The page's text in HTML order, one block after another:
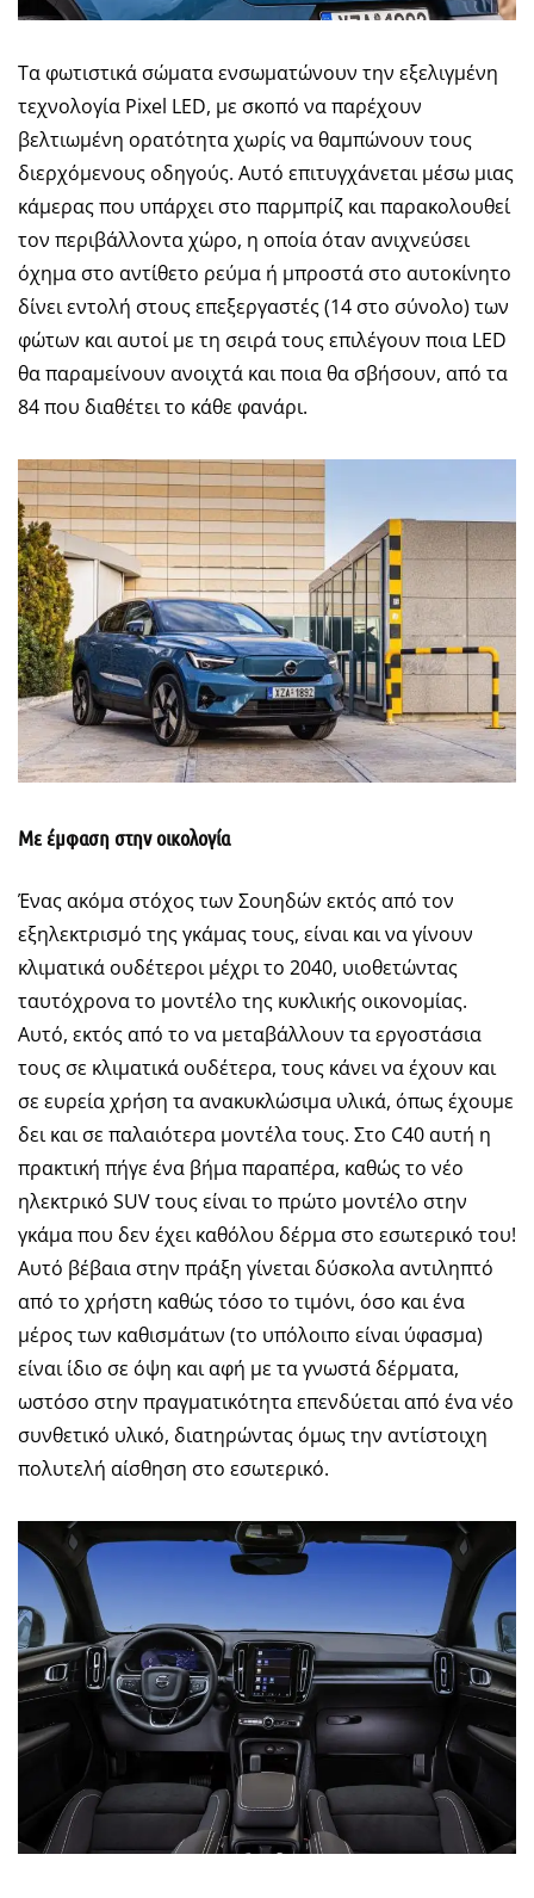
Τα φωτιστικά σώματα ενσωματώνουν την εξελιγμένη
τεχνολογία Pixel LED, με σκοπό να παρέχουν
βελτιωμένη ορατότητα χωρίς να θαμπώνουν τους
διερχόμενους οδηγούς. Αυτό επιτυγχάνεται μέσω μιας
κάμερας που υπάρχει στο παρμπρίζ και παρακολουθεί
τον περιβάλλοντα χώρο, η οποία όταν ανιχνεύσει
όχημα στο αντίθετο ρεύμα ή μπροστά στο αυτοκίνητο
δίνει εντολή στους επεξεργαστές (14 στο σύνολο) των
φώτων και αυτοί με τη σειρά τους επιλέγουν ποια LED
θα παραμείνουν ανοιχτά και ποια θα σβήσουν, από τα
84 που διαθέτει το κάθε φανάρι.
Με έμφαση στην οικολογία
Ένας ακόμα στόχος των Σουηδών εκτός από τον
εξηλεκτρισμό της γκάμας τους, είναι και να γίνουν
κλιματικά ουδέτεροι μέχρι το 2040, υιοθετώντας
ταυτόχρονα το μοντέλο της κυκλικής οικονομίας.
Αυτό, εκτός από το να μεταβάλλουν τα εργοστάσια
τους σε κλιματικά ουδέτερα, τους κάνει να έχουν και
σε ευρεία χρήση τα ανακυκλώσιμα υλικά, όπως έχουμε
δει και σε παλαιότερα μοντέλα τους. Στο C40 αυτή η
πρακτική πήγε ένα βήμα παραπέρα, καθώς το νέο
ηλεκτρικό SUV τους είναι το πρώτο μοντέλο στην
γκάμα που δεν έχει καθόλου δέρμα στο εσωτερικό του!
Αυτό βέβαια στην πράξη γίνεται δύσκολα αντιληπτό
από το χρήστη καθώς τόσο το τιμόνι, όσο και ένα
μέρος των καθισμάτων (το υπόλοιπο είναι ύφασμα)
είναι ίδιο σε όψη και αφή με τα γνωστά δέρματα,
ωστόσο στην πραγματικότητα επενδύεται από ένα νέο
συνθετικό υλικό, διατηρώντας όμως την αντίστοιχη
πολυτελή αίσθηση στο εσωτερικό.